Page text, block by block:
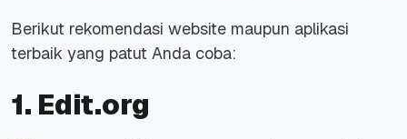
Berikut rekomendasi website maupun aplikasi
terbaik yang patut Anda coba:
1. Edit.org